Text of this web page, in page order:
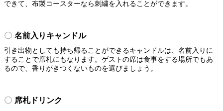
できて、布製コースターなら刺繍を入れることができます。
名前入りキャンドル
引き出物としても持ち帰ることができるキャンドルは、名前入りに
することで席札にもなります。ゲストの席は食事をする場所でもあ
るので、香りがきつくないものを選びましょう。
席札ドリンク